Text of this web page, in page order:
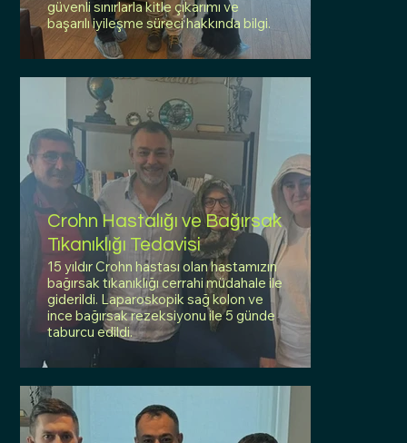
güvenli sınırlarla kitle çıkarımı ve
başarılı iyileşme süreci hakkında bilgi.
Crohn Hastalığı ve Bağırsak
Tıkanıklığı Tedavisi
15 yıldır Crohn hastası olan hastamızın
bağırsak tıkanıklığı cerrahi müdahale ile
giderildi. Laparoskopik sağ kolon ve
ince bağırsak rezeksiyonu ile 5 günde
taburcu edildi.